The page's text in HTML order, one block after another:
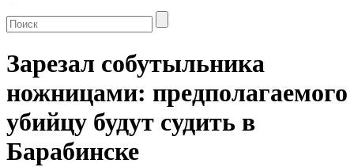
Зарезал собутыльника
ножницами: предполагаемого
убийцу будут судить в
Барабинске